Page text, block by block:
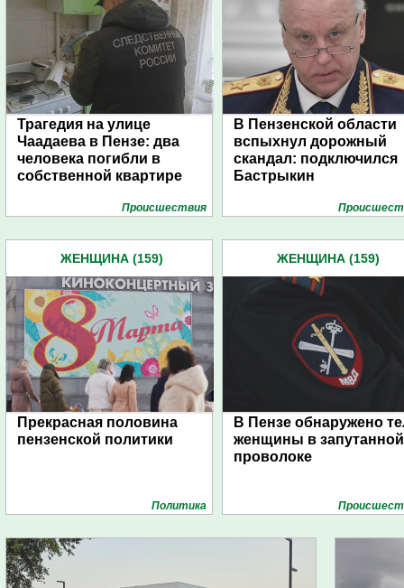
Трагедия на улице
Чаадаева в Пензе: два
человека погибли в
собственной квартире
Проиcшествия
В Пензенской области
вспыхнул дорожный
скандал: подключился
Бастрыкин
ЖЕНЩИНА (159)
Прекрасная половина
пензенской политики
Политика
ЖЕНЩИНА (159)
В Пензе обнаружено
женщины в запутанной
проволоке